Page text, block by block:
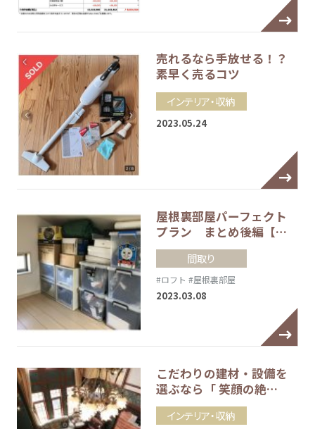
売れるなら手放せる！？
素早く売るコツ
インテリア・収納
2023.05.24
屋根裏部屋パーフェクト
プラン まとめ後編【…
間取り
#ロフト #屋根裏部屋
2023.03.08
こだわりの建材・設備を
選ぶなら「 笑顔の絶…
インテリア・収納